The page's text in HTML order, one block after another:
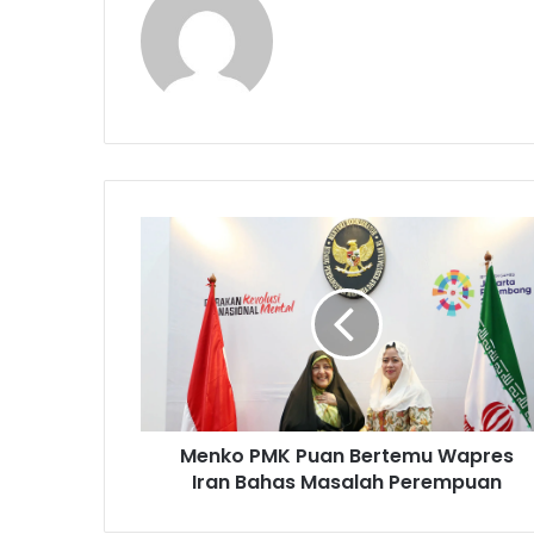
P
B
Menko PMK Puan Bertemu Wapres
Iran Bahas Masalah Perempuan